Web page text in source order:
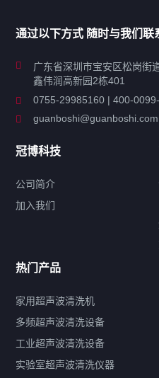
工业超声波清洗设备
特种超声波洗净产品
超声波配件
产品标签
鼓泡 升降 抛动
带加热
功率可调
双波脱气
机械旋钮系列
厨具清洗机
超声波振板
通过以下方式 随时与我们联
广东省深圳市宝安区松岗街
鑫伟润高新园2栋401
0755-29985160 | 400-
guanboshi@guanboshi.com
冠博科技
公司简介
加入我们
热门产品
家用超声波清洗机
多频超声波清洗设备
工业超声波清洗设备
实验室超声波清洗仪器